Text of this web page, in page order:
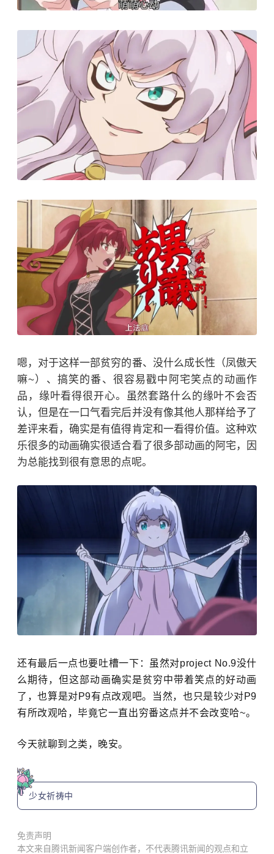
嗯，对于这样一部贫穷的番、没什么成长性（凤傲天
嘛~）、搞笑的番、很容易戳中阿宅笑点的动画作
品，缘叶看得很开心。虽然套路什么的缘叶不会否
认，但是在一口气看完后并没有像其他人那样给予了
差评来看，确实是有值得肯定和一看得价值。这种欢
乐很多的动画确实很适合看了很多部动画的阿宅，因
为总能找到很有意思的点呢。
还有最后一点也要吐槽一下：虽然对project No.9没什
么期待，但这部动画确实是贫穷中带着笑点的好动画
了，也算是对P9有点改观吧。当然，也只是较少对P9
有所改观哈，毕竟它一直出穷番这点并不会改变哈~。
今天就聊到之类，晚安。
少女祈祷中
免责声明
本文来自腾讯新闻客户端创作者，不代表腾讯新闻的观点和立